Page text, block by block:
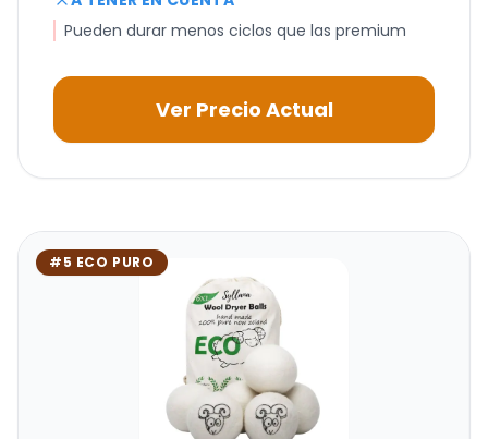
Pueden durar menos ciclos que las premium
Ver Precio Actual
#5 ECO PURO